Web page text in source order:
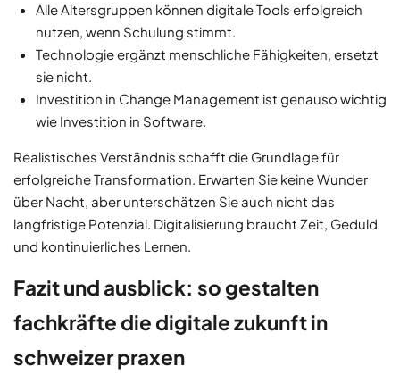
Alle Altersgruppen können digitale Tools erfolgreich
nutzen, wenn Schulung stimmt.
Technologie ergänzt menschliche Fähigkeiten, ersetzt
sie nicht.
Investition in Change Management ist genauso wichtig
wie Investition in Software.
Realistisches Verständnis schafft die Grundlage für
erfolgreiche Transformation. Erwarten Sie keine Wunder
über Nacht, aber unterschätzen Sie auch nicht das
langfristige Potenzial. Digitalisierung braucht Zeit, Geduld
und kontinuierliches Lernen.
Fazit und ausblick: so gestalten
fachkräfte die digitale zukunft in
schweizer praxen